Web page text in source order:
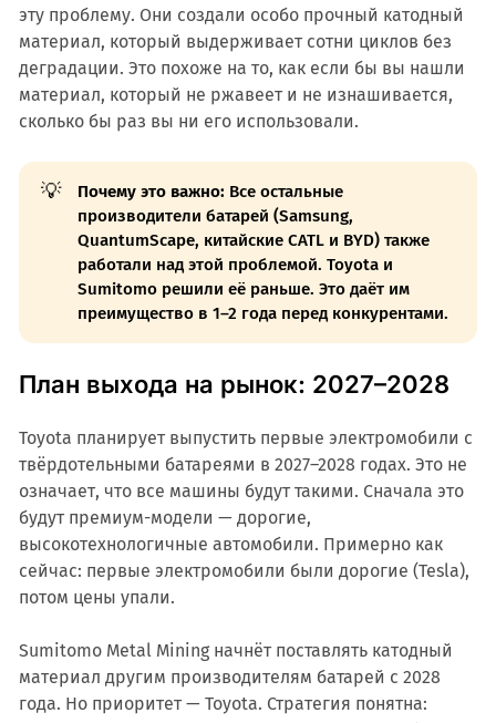
эту проблему. Они создали особо прочный катодный
материал, который выдерживает сотни циклов без
деградации. Это похоже на то, как если бы вы нашли
материал, который не ржавеет и не изнашивается,
сколько бы раз вы ни его использовали.
💡 Почему это важно: Все остальные
производители батарей (Samsung,
QuantumScape, китайские CATL и BYD) также
работали над этой проблемой. Toyota и
Sumitomo решили её раньше. Это даёт им
преимущество в 1–2 года перед конкурентами.
План выхода на рынок: 2027–2028
Toyota планирует выпустить первые электромобили с
твёрдотельными батареями в 2027–2028 годах. Это не
означает, что все машины будут такими. Сначала это
будут премиум-модели — дорогие,
высокотехнологичные автомобили. Примерно как
сейчас: первые электромобили были дорогие (Tesla),
потом цены упали.
Sumitomo Metal Mining начнёт поставлять катодный
материал другим производителям батарей с 2028
года. Но приоритет — Toyota. Стратегия понятна: